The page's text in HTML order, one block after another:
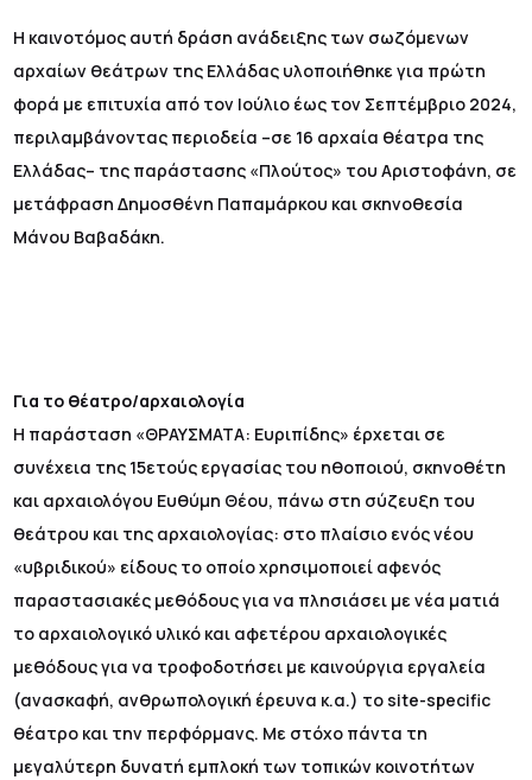
Η καινοτόμος αυτή δράση ανάδειξης των σωζόμενων
αρχαίων θεάτρων της Ελλάδας υλοποιήθηκε για πρώτη
φορά με επιτυχία από τον Ιούλιο έως τον Σεπτέμβριο 2024,
περιλαμβάνοντας περιοδεία –σε 16 αρχαία θέατρα της
Ελλάδας– της παράστασης «Πλούτος» του Αριστοφάνη, σε
μετάφραση Δημοσθένη Παπαμάρκου και σκηνοθεσία
Μάνου Βαβαδάκη.
Για το θέατρο/αρχαιολογία
Η παράσταση «ΘΡΑΥΣΜΑΤΑ: Ευριπίδης» έρχεται σε
συνέχεια της 15ετούς εργασίας του ηθοποιού, σκηνοθέτη
και αρχαιολόγου Ευθύμη Θέου, πάνω στη σύζευξη του
θεάτρου και της αρχαιολογίας: στο πλαίσιο ενός νέου
«υβριδικού» είδους το οποίο χρησιμοποιεί αφενός
παραστασιακές μεθόδους για να πλησιάσει με νέα ματιά
το αρχαιολογικό υλικό και αφετέρου αρχαιολογικές
μεθόδους για να τροφοδοτήσει με καινούργια εργαλεία
(ανασκαφή, ανθρωπολογική έρευνα κ.α.) το site-specific
θέατρο και την περφόρμανς. Με στόχο πάντα τη
μεγαλύτερη δυνατή εμπλοκή των τοπικών κοινοτήτων